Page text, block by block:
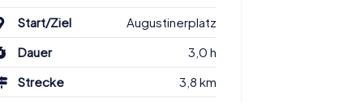
Start/Ziel
Augustinerplatz
Dauer
3,0 h
Strecke
3,8 km